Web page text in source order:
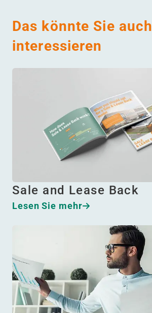
Das könnte Sie auch
interessieren
Sale and Lease Back
Lesen Sie mehr